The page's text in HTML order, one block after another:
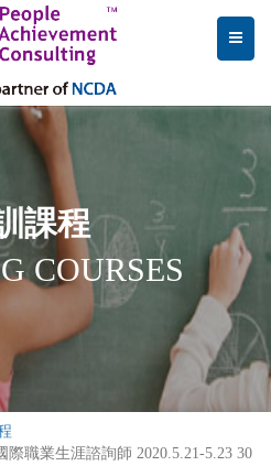
課程
COURSES
際職業生涯諮詢師 2020.5.21-5.23 30